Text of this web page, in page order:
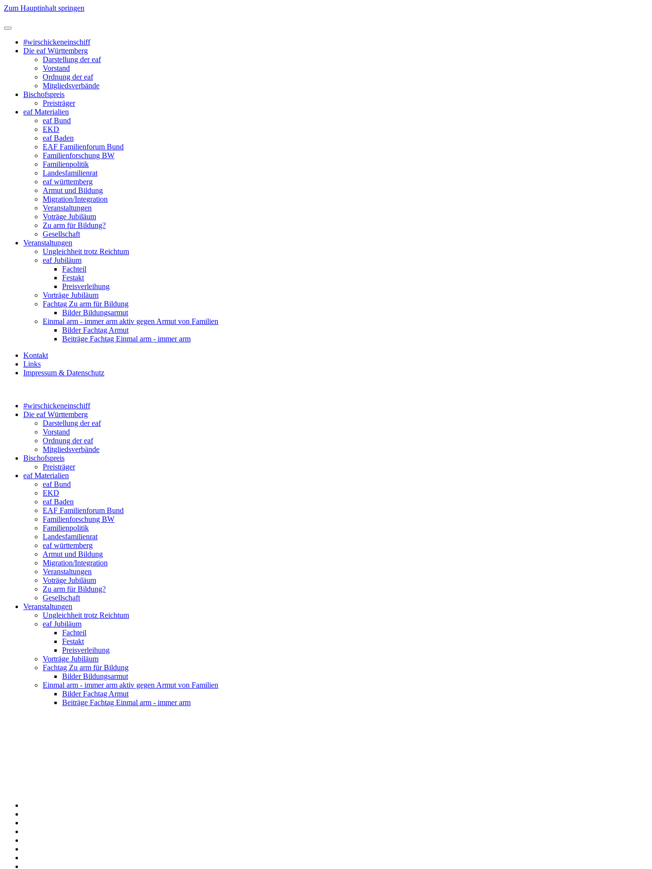
Zum Hauptinhalt springen
#wirschickeneinschiff
Die eaf Württemberg
Darstellung der eaf
Vorstand
Ordnung der eaf
Mitgliedsverbände
Bischofspreis
Preisträger
eaf Materialien
eaf Bund
EKD
eaf Baden
EAF Familienforum Bund
Familienforschung BW
Familienpolitik
Landesfamilienrat
eaf württemberg
Armut und Bildung
Migration/Integration
Veranstaltungen
Voträge Jubiläum
Zu arm für Bildung?
Gesellschaft
Veranstaltungen
Ungleichheit trotz Reichtum
eaf Jubiläum
Fachteil
Festakt
Preisverleihung
Vorträge Jubiläum
Fachtag Zu arm für Bildung
Bilder Bildungsarmut
Einmal arm - immer arm aktiv gegen Armut von Familien
Bilder Fachtag Armut
Beiträge Fachtag Einmal arm - immer arm
Kontakt
Links
Impressum & Datenschutz
#wirschickeneinschiff
Die eaf Württemberg
Darstellung der eaf
Vorstand
Ordnung der eaf
Mitgliedsverbände
Bischofspreis
Preisträger
eaf Materialien
eaf Bund
EKD
eaf Baden
EAF Familienforum Bund
Familienforschung BW
Familienpolitik
Landesfamilienrat
eaf württemberg
Armut und Bildung
Migration/Integration
Veranstaltungen
Voträge Jubiläum
Zu arm für Bildung?
Gesellschaft
Veranstaltungen
Ungleichheit trotz Reichtum
eaf Jubiläum
Fachteil
Festakt
Preisverleihung
Vorträge Jubiläum
Fachtag Zu arm für Bildung
Bilder Bildungsarmut
Einmal arm - immer arm aktiv gegen Armut von Familien
Bilder Fachtag Armut
Beiträge Fachtag Einmal arm - immer arm